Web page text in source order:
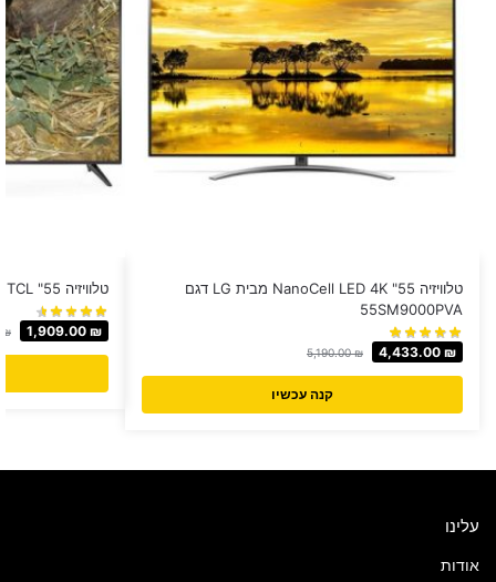
טלוויזיה 55" NanoCell LED 4K מבית LG דגם
55SM9000PVA
5,190.00₪ 4,433.00 ₪
קנה עכשיו
טלוויזיה 55" TCL דגם L55P65US
₪ 1,909.00 ₪
עלינו
אודות